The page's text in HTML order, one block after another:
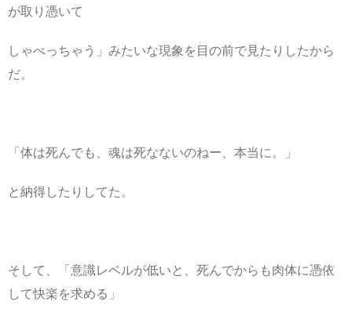
が取り憑いて
しゃべっちゃう」みたいな現象を目の前で見たりしたから
だ。
「体は死んでも、魂は死なないのねー、本当に。」
と納得したりしてた。
そして、「意識レベルが低いと、死んでからも肉体に憑依
して快楽を求める」